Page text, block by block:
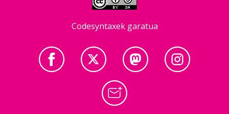
Codesyntaxek garatua